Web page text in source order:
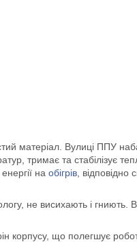
матеріал. Вулиці ППУ
тримає та стабілізує
на обігрів ,
не висихають і гниють.
корпусу, що полегшує